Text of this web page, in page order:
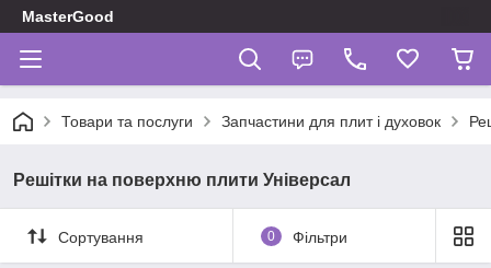
MasterGood
Товари та послуги Запчастини для плит і духовок
Решітки на поверхню плити Універсал
Сортування 0 Фільтри